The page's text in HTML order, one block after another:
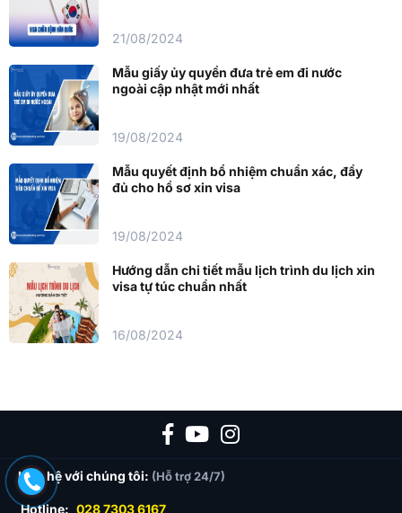
21/08/2024
Mẫu giấy ủy quyền đưa trẻ em đi nước
ngoài cập nhật mới nhất
19/08/2024
Mẫu quyết định bổ nhiệm chuẩn xác, đầy
đủ cho hồ sơ xin visa
19/08/2024
Hướng dẫn chi tiết mẫu lịch trình du lịch xin
visa tự túc chuẩn nhất
16/08/2024
Liên hệ với chúng tôi: (Hỗ trợ 24/7)
Hotline: 028 7303 6167